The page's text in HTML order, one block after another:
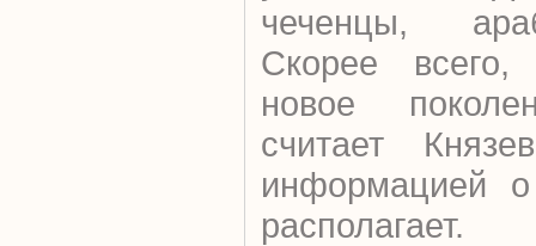
чеченцы,
Скорее
новое
считает
информацией
располагает.